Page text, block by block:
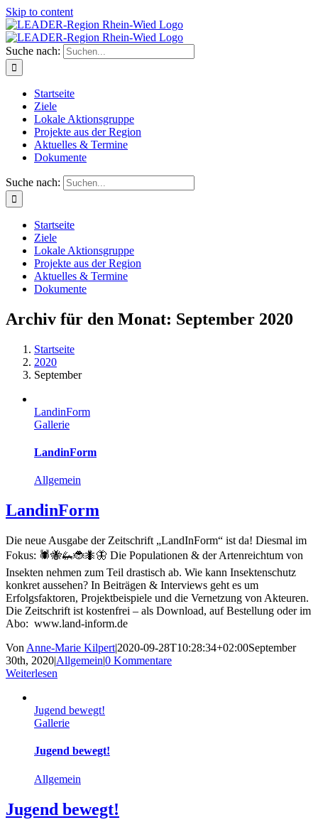
Skip to content
Suche nach:
Startseite
Ziele
Lokale Aktionsgruppe
Projekte aus der Region
Aktuelles & Termine
Dokumente
Suche nach:
Startseite
Ziele
Lokale Aktionsgruppe
Projekte aus der Region
Aktuelles & Termine
Dokumente
Archiv für den Monat: September 2020
Startseite
2020
September
LandinForm
Gallerie
LandinForm
Allgemein
LandinForm
Die neue Ausgabe der Zeitschrift „LandInForm“ ist da! Diesmal im
Fokus: 🕷🐝🦗🐞🐜🦋 Die Populationen & der Artenreichtum von
Insekten nehmen zum Teil drastisch ab. Wie kann Insektenschutz
konkret aussehen? In Beiträgen & Interviews geht es um
Erfolgsfaktoren, Projektbeispiele und die Vernetzung von Akteuren.
Die Zeitschrift ist kostenfrei – als Download, auf Bestellung oder im
Abo: www.land-inform.de
Von Anne-Marie Kilpert|2020-09-28T10:28:34+02:00September
30th, 2020|Allgemein|0 Kommentare
Weiterlesen
Jugend bewegt!
Gallerie
Jugend bewegt!
Allgemein
Jugend bewegt!